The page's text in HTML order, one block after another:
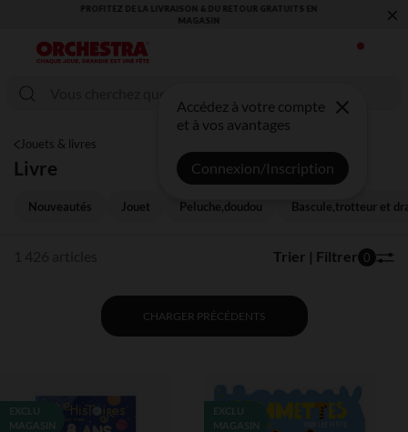
VOUS ALLEZ ADORER LA RENTRÉE ! DÉCOUVREZ LA NOUVELLE
COLLECTION !
×
Accédez à votre compte
et à vos avantages
Connexion/Inscription
Jouets & livres
Livre
Nouveautés Jouet Peluche,doudou Bascule,trotteur et
Trier | Filtrer 0
CHARGER PRÉCÉDENTS
EXCLU
MAGASIN
EXCLU
MAGASIN